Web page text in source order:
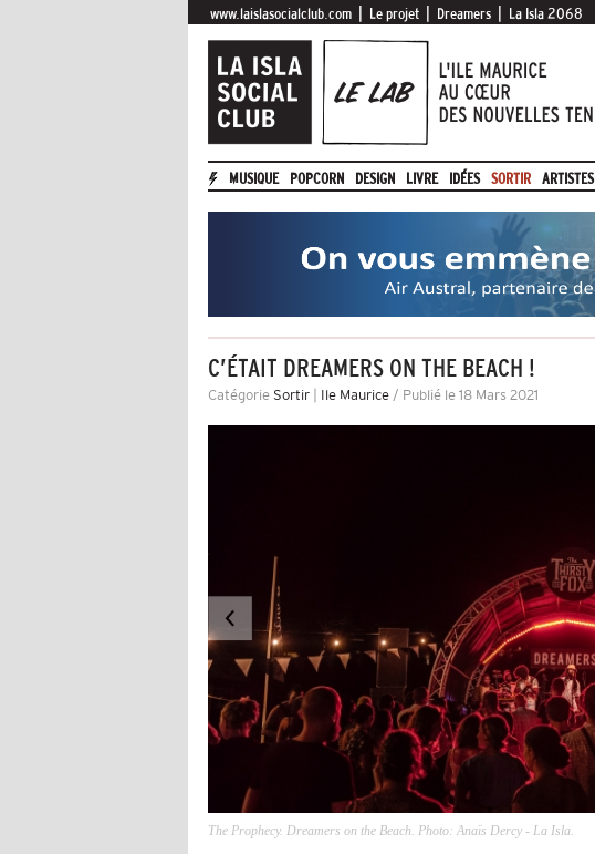
www.laislasocialclub.com Le projet Dreamers La Isla 2068
MUSIQUE POPCORN DESIGN LIVRE IDÉES SORTIR ARTISTES
C’ÉTAIT DREAMERS ON THE BEACH !
Catégorie Sortir Ile Maurice / Publié le 18 Mars 2021
The Prophecy. Dreamers on the Beach. Photo: Anaïs Dercy - La Isla.